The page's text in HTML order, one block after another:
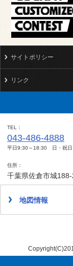
サイトポリシー
リンク
TEL
043-486-4888
平日9:30～18:30 日・祝
住所
千葉県佐倉市城
地図情報